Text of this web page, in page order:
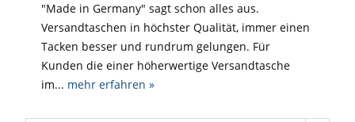
"Made in Germany" sagt schon alles aus.
Versandtaschen in höchster Qualität, immer einen
Tacken besser und rundrum gelungen. Für
Kunden die einer höherwertige Versandtasche
im... mehr erfahren »